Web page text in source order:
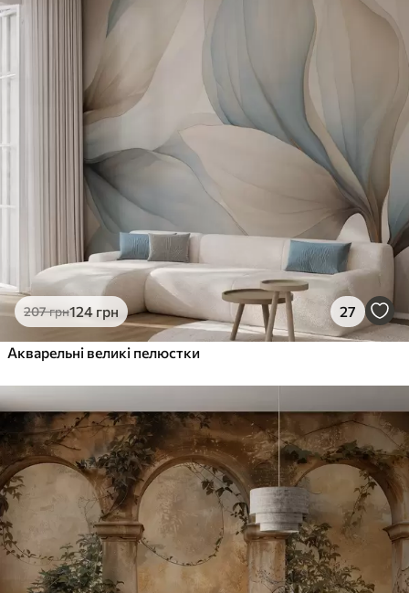
207грн124 грн 27
Акварельні великі пелюстки